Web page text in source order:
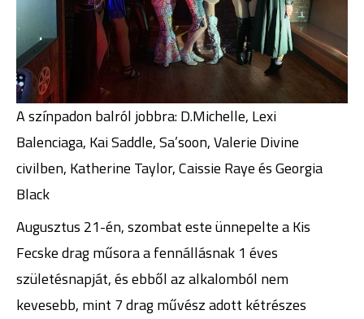
A színpadon balról jobbra: D.Michelle, Lexi
Balenciaga, Kai Saddle, Sa’soon, Valerie Divine
civilben, Katherine Taylor, Caissie Raye és Georgia
Black
Augusztus 21-én, szombat este ünnepelte a Kis
Fecske drag műsora a fennállásnak 1 éves
születésnapját, és ebből az alkalomból nem
kevesebb, mint 7 drag művész adott kétrészes